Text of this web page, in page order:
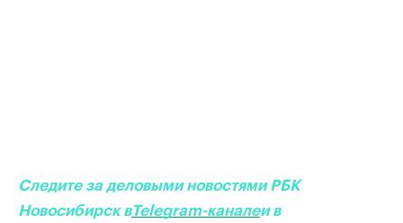
Следите за деловыми новостями РБК
Новосибирск вTelegram-каналеи в